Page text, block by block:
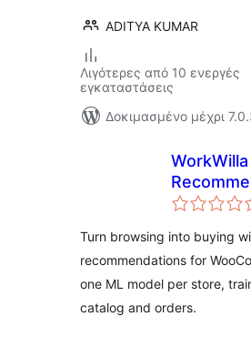
ADITYA KUMAR
Λιγότερες από 10 ενεργές
εγκαταστάσεις
Δοκιμασμένο μέχρι
WorkWilla
Turn browsing into buying
recommendations for
one ML model per store,
catalog and orders.